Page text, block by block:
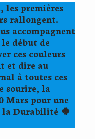
les premières
rallongent.
accompagnent
début de
ces couleurs
et dire au
à toutes ces
sourire, la
Mars pour une
la Durabilité 🍀